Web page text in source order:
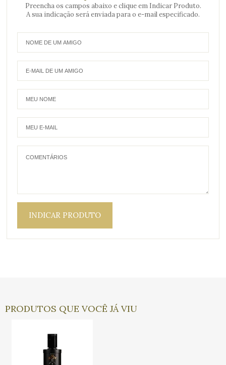
Preencha os campos abaixo e clique em Indicar Produto.
A sua indicação será enviada para o e-mail especificado.
INDICAR PRODUTO
PRODUTOS QUE VOCÊ JÁ VIU